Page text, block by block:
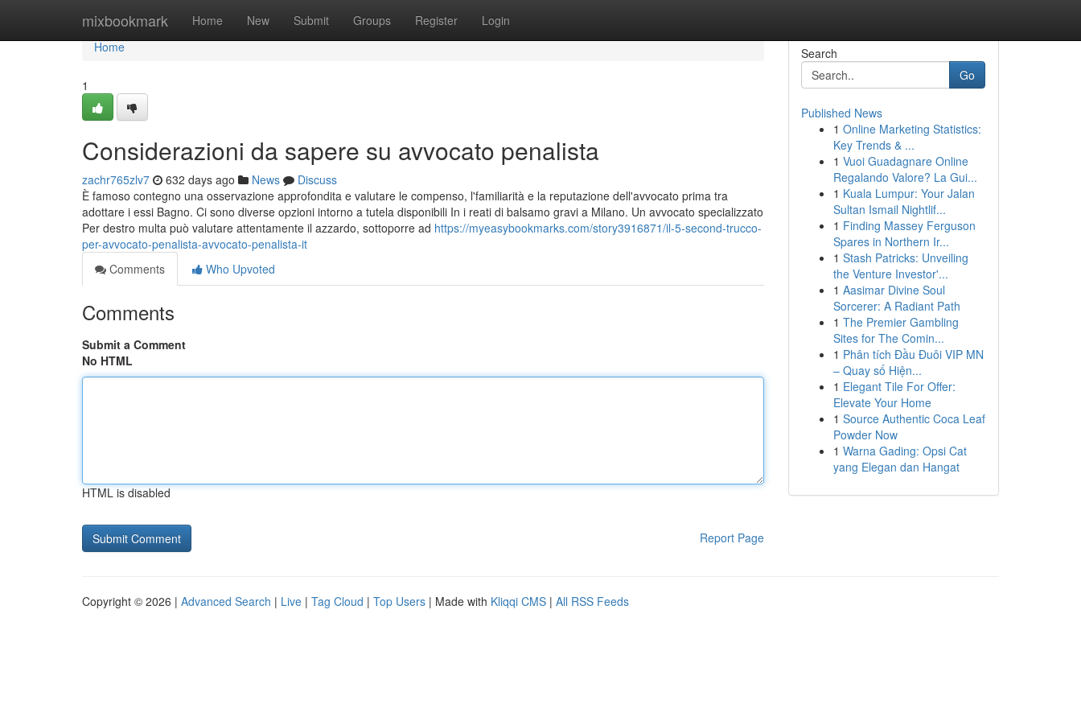
mixbookmark Home New Submit Groups Register Login
Home
Home
1
Considerazioni da sapere su avvocato penalista
zachr765zlv7 632 days ago News
Discuss
È famoso contegno una osservazione approfondita e valutare le compenso, l'familiarità e la reputazione dell'avvocato prima tra
adottare i essi Bagno. Ci sono diverse opzioni intorno a tutela disponibili In i reati di balsamo gravi a Milano. Un avvocato specializzato
Per destro multa può valutare attentamente il azzardo, sottoporre ad https://myeasybookmarks.com/story3916871/il-5-second-trucco-
per-avvocato-penalista-avvocato-penalista-it
Comments
Who Upvoted
Comments
Submit a Comment
No HTML
HTML is disabled
Report Page
Search
Go
Published News
1 Online Marketing Statistics:
Key Trends & ...
1 Vuoi Guadagnare Online
Regalando Valore? La Gui...
1 Kuala Lumpur: Your Jalan
Sultan Ismail Nightlif...
1 Finding Massey Ferguson
Spares in Northern Ir...
1 Stash Patricks: Unveiling
the Venture Investor'...
1 Aasimar Divine Soul
Sorcerer: A Radiant Path
1 The Premier Gambling
Sites for The Comin...
1 Phân tích Đầu Đuôi VIP MN
– Quay số Hiện...
1 Elegant Tile For Offer:
Elevate Your Home
1 Source Authentic Coca Leaf
Powder Now
1 Warna Gading: Opsi Cat
yang Elegan dan Hangat
Copyright © 2026 | Advanced Search | Live | Tag Cloud | Top Users | Made with Kliqqi CMS | All RSS Feeds